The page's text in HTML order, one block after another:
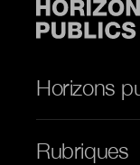
Horizons
Rubriques